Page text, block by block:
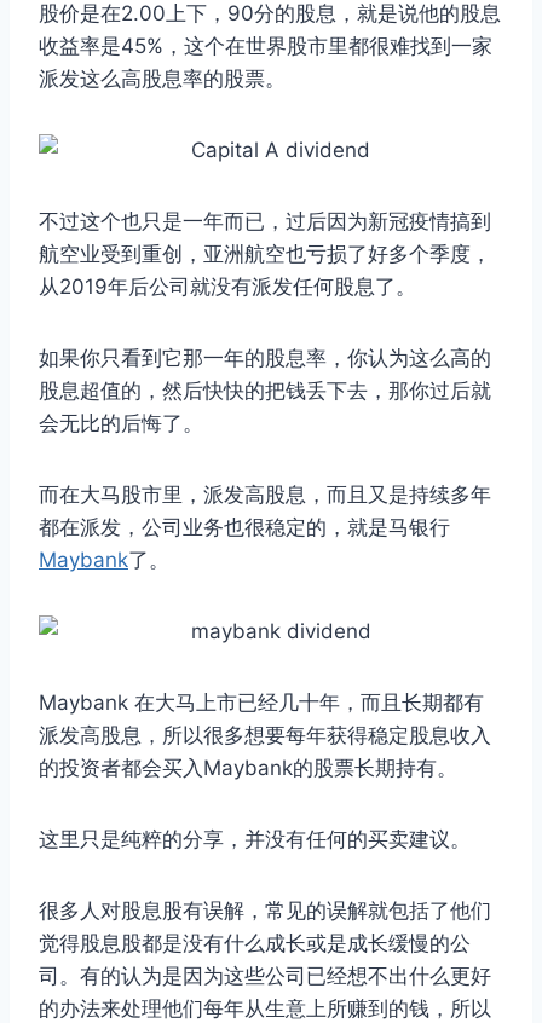
股价是在2.00上下，90分的股息，就是说他的股息
收益率是45%，这个在世界股市里都很难找到一家
派发这么高股息率的股票。
不过这个也只是一年而已，过后因为新冠疫情搞到
航空业受到重创，亚洲航空也亏损了好多个季度，
从2019年后公司就没有派发任何股息了。
如果你只看到它那一年的股息率，你认为这么高的
股息超值的，然后快快的把钱丢下去，那你过后就
会无比的后悔了。
而在大马股市里，派发高股息，而且又是持续多年
都在派发，公司业务也很稳定的，就是马银行
Maybank了。
Maybank 在大马上市已经几十年，而且长期都有
派发高股息，所以很多想要每年获得稳定股息收入
的投资者都会买入Maybank的股票长期持有。
这里只是纯粹的分享，并没有任何的买卖建议。
很多人对股息股有误解，常见的误解就包括了他们
觉得股息股都是没有什么成长或是成长缓慢的公
司。有的认为是因为这些公司已经想不出什么更好
的办法来处理他们每年从生意上所赚到的钱，所以